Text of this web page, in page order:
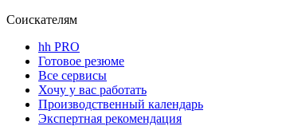
Соискателям
hh PRO
Готовое резюме
Все сервисы
Хочу у вас работать
Производственный календарь
Экспертная рекомендация